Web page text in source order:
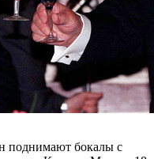
поднимают бокалы с